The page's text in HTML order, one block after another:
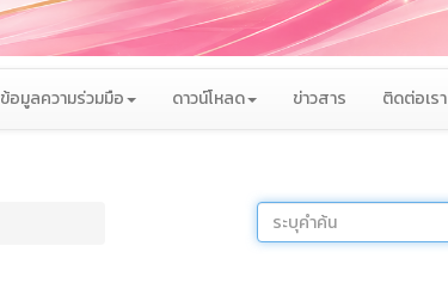
ข้อมูลความร่วมมือ ดาวน์โหลด ข่าวสาร ติดต่อเรา